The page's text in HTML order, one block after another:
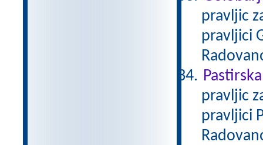
pravljic
pravljici
pravljic
pravljici